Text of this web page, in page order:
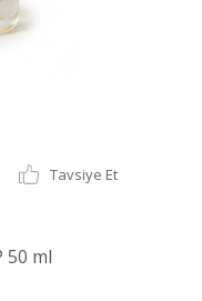
Tavsiye Et
50 ml